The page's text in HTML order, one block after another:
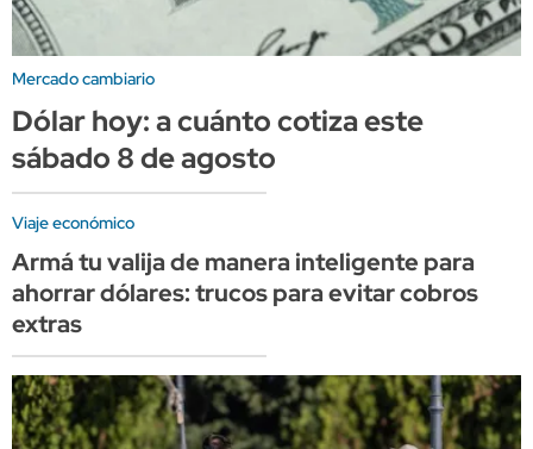
Mercado cambiario
Dólar hoy: a cuánto cotiza este
sábado 8 de agosto
Viaje económico
Armá tu valija de manera inteligente para
ahorrar dólares: trucos para evitar cobros
extras